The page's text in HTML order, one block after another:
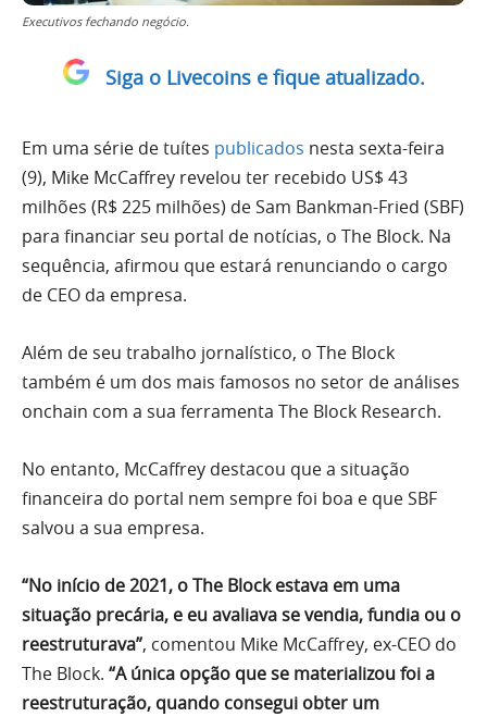
Executivos fechando negócio.
Siga o Livecoins e fique atualizado.
Em uma série de tuítes publicados nesta sexta-feira
(9), Mike McCaffrey revelou ter recebido US$ 43
milhões (R$ 225 milhões) de Sam Bankman-Fried (SBF)
para financiar seu portal de notícias, o The Block. Na
sequência, afirmou que estará renunciando o cargo
de CEO da empresa.
Além de seu trabalho jornalístico, o The Block
também é um dos mais famosos no setor de análises
onchain com a sua ferramenta The Block Research.
No entanto, McCaffrey destacou que a situação
financeira do portal nem sempre foi boa e que SBF
salvou a sua empresa.
“No início de 2021, o The Block estava em uma
situação precária, e eu avaliava se vendia, fundia ou o
reestruturava”, comentou Mike McCaffrey, ex-CEO do
The Block. “A única opção que se materializou foi a
reestruturação, quando consegui obter um